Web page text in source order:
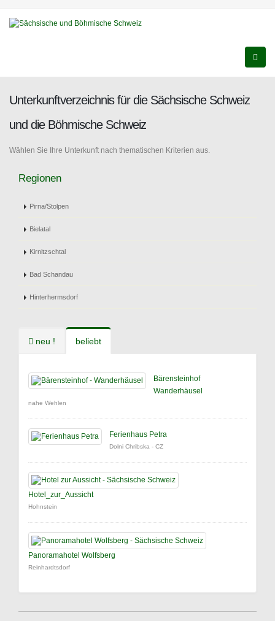
Unterkunftverzeichnis für die Sächsische Schweiz
und die Böhmische Schweiz
Wählen Sie Ihre Unterkunft nach thematischen Kriterien aus.
Regionen
Pirna/Stolpen
Bielatal
Kirnitzschtal
Bad Schandau
Hinterhermsdorf
neu ! beliebt
Bärensteinhof
Wanderhäusel
nahe Wehlen
Ferienhaus Petra
Dolni Chribska - CZ
Hotel_zur_Aussicht
Hohnstein
Panoramahotel Wolfsberg
Reinhardtsdorf